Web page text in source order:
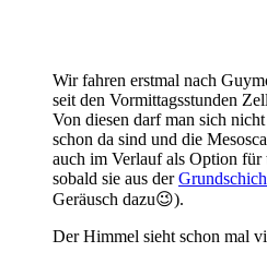
Wir fahren erstmal nach
seit den Vormittagsstunden
Von diesen darf man sich
schon da sind und die
auch im Verlauf als Option für
sobald sie aus der
Geräusch dazu😉).
Der Himmel sieht schon mal